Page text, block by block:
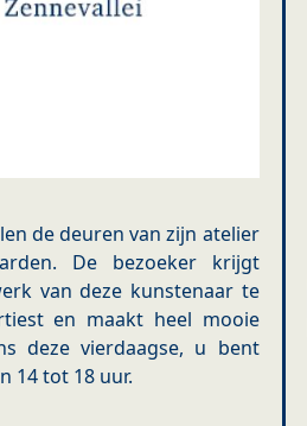
de deuren van zijn atelier
De bezoeker krijgt
van deze kunstenaar te
en maakt heel mooie
deze vierdaagse, u bent
14 tot 18 uur.